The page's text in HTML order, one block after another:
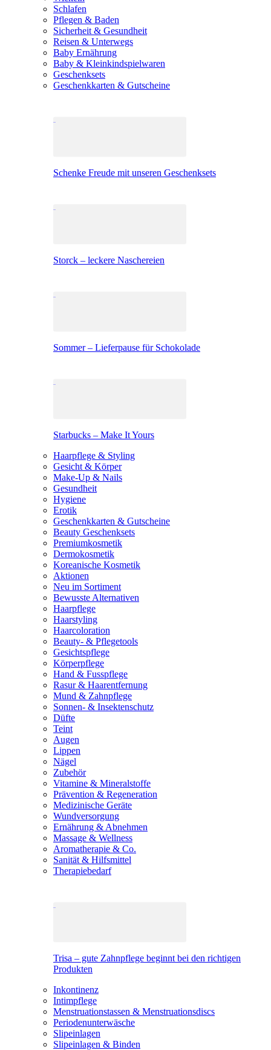
Schlafen
Pflegen & Baden
Sicherheit & Gesundheit
Reisen & Unterwegs
Baby Ernährung
Baby & Kleinkindspielwaren
Geschenksets
Geschenkkarten & Gutscheine
Schenke Freude mit unseren Geschenksets
Storck – leckere Naschereien
Sommer – Lieferpause für Schokolade
Starbucks – Make It Yours
Haarpflege & Styling
Gesicht & Körper
Make-Up & Nails
Gesundheit
Hygiene
Erotik
Geschenkkarten & Gutscheine
Beauty Geschenksets
Premiumkosmetik
Dermokosmetik
Koreanische Kosmetik
Aktionen
Neu im Sortiment
Bewusste Alternativen
Haarpflege
Haarstyling
Haarcoloration
Beauty- & Pflegetools
Gesichtspflege
Körperpflege
Hand & Fusspflege
Rasur & Haarentfernung
Mund & Zahnpflege
Sonnen- & Insektenschutz
Düfte
Teint
Augen
Lippen
Nägel
Zubehör
Vitamine & Mineralstoffe
Prävention & Regeneration
Medizinische Geräte
Wundversorgung
Ernährung & Abnehmen
Massage & Wellness
Aromatherapie & Co.
Sanität & Hilfsmittel
Therapiebedarf
Trisa – gute Zahnpflege beginnt bei den richtigen
Produkten
Inkontinenz
Intimpflege
Menstruationstassen & Menstruationsdiscs
Periodenunterwäsche
Slipeinlagen
Slipeinlagen & Binden